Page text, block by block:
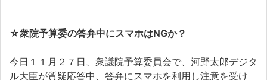
☆衆院予算委の答弁中にスマホはNGか？
今日１１月２７日、衆議院予算委員会で、河野太郎デジタ
ル大臣が質疑応答中、答弁にスマホを利用し注意を受け